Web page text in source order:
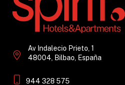
Av Indalecio Prieto, 1
48004, Bilbao, España
944 328 575